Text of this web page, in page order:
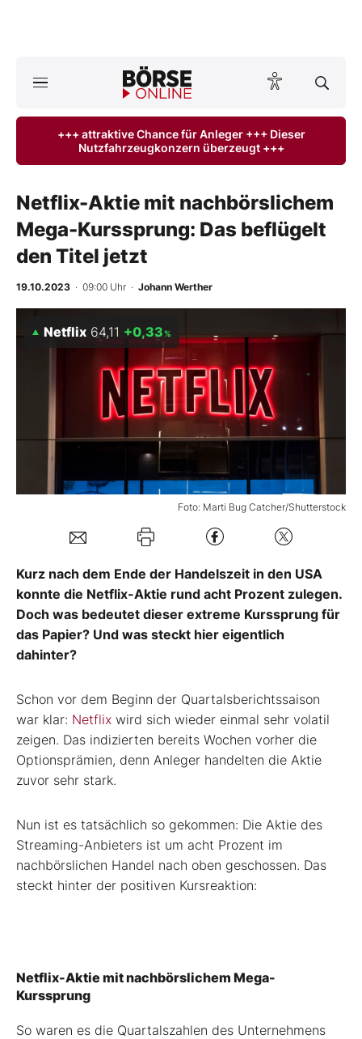
ktuelle Ausgabe BÖRSE ONLINE lesen
Anlageprodukte
Finanz-Check
Abo & Shop
BO-Musterdepots
Experten
Mein B:O
Mein Konto
+++ attraktive Chance für Anleger +++ Dieser
Nutzfahrzeugkonzern überzeugt +++
Netflix-Aktie mit nachbörslichem
Mega-Kurssprung: Das beflügelt
den Titel jetzt
19.10.2023 · 09:00 Uhr · Johann Werther
Foto: Marti Bug Catcher/Shutterstock
Netflix 64,11 +0,33 %
Kurz nach dem Ende der Handelszeit in den USA
konnte die Netflix-Aktie rund acht Prozent zulegen.
Doch was bedeutet dieser extreme Kurssprung für
das Papier? Und was steckt hier eigentlich
dahinter?
Schon vor dem Beginn der Quartalsberichtssaison
war klar: Netflix wird sich wieder einmal sehr volatil
zeigen. Das indizierten bereits Wochen vorher die
Optionsprämien, denn Anleger handelten die Aktie
zuvor sehr stark.
Nun ist es tatsächlich so gekommen: Die Aktie des
Streaming-Anbieters ist um acht Prozent im
nachbörslichen Handel nach oben geschossen. Das
steckt hinter der positiven Kursreaktion:
Netflix-Aktie mit nachbörslichem Mega-
Kurssprung
So waren es die Quartalszahlen des Unternehmens